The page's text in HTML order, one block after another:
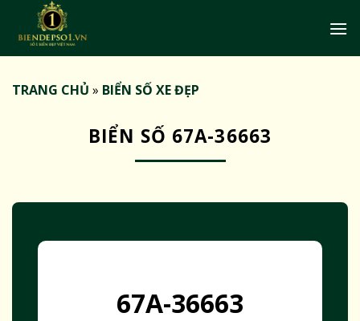
TRANG CHỦ » BIỂN SỐ XE ĐẸP
BIỂN SỐ 67A-36663
67A-36663